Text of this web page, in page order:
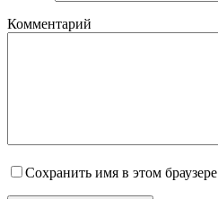
Комментарий
Сохранить имя в этом браузере